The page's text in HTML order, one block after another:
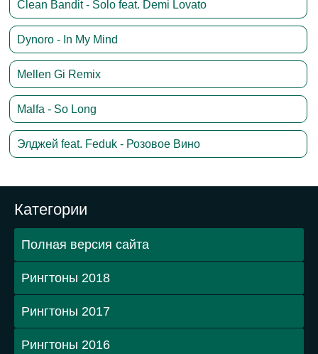
Clean Bandit - Solo feat. Demi Lovato
Dynoro - In My Mind
Mellen Gi Remix
Malfa - So Long
Элджей feat. Feduk - Розовое Вино
Категории
Полная версия сайта
Рингтоны 2018
Рингтоны 2017
Рингтоны 2016